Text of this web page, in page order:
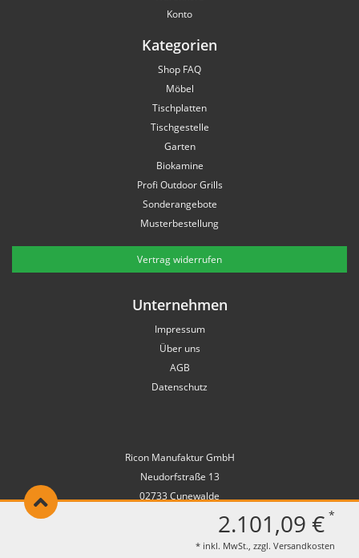
2.101,09 € *
* inkl. MwSt., zzgl. Versandkosten
Konto
Kategorien
Shop FAQ
Möbel
Tischplatten
Tischgestelle
Garten
Biokamine
Profi Outdoor Grills
Sonderangebote
Musterbestellung
Vertrag widerrufen
Unternehmen
Impressum
Über uns
AGB
Datenschutz
Ricon Manufaktur GmbH
Neudorfstraße 13
02733 Cunewalde
Telefon: +49 (0)35877 889 80